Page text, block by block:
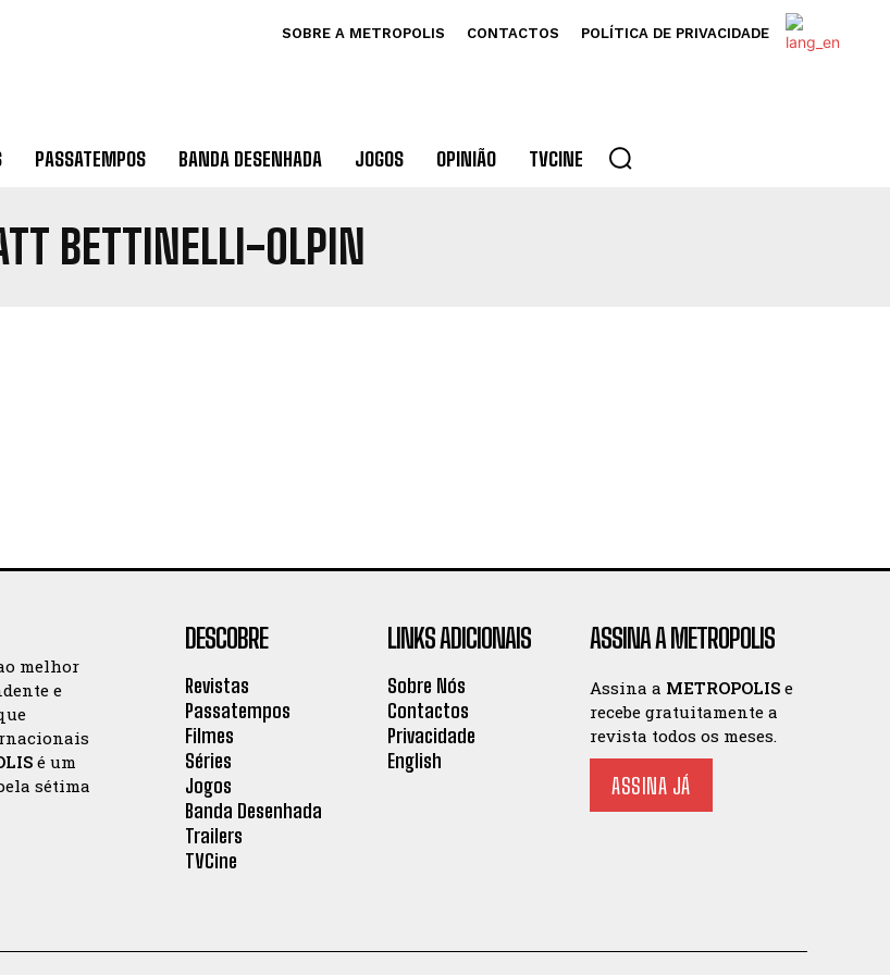
SOBRE A METROPOLIS CONTACTOS POLÍTICA DE PRIVACIDADE
PASSATEMPOS BANDA DESENHADA JOGOS OPINIÃO TVCINE
BETTINELLI-OLPIN
melhor
e
é um
sétima
DESCOBRE
Revistas
Passatempos
Filmes
Séries
Jogos
Banda Desenhada
Trailers
TVCine
LINKS ADICIONAIS
Sobre Nós
Contactos
Privacidade
English
ASSINA A METROPOLIS
Assina a METROPOLIS e
recebe gratuitamente a
revista todos os meses.
ASSINA JÁ